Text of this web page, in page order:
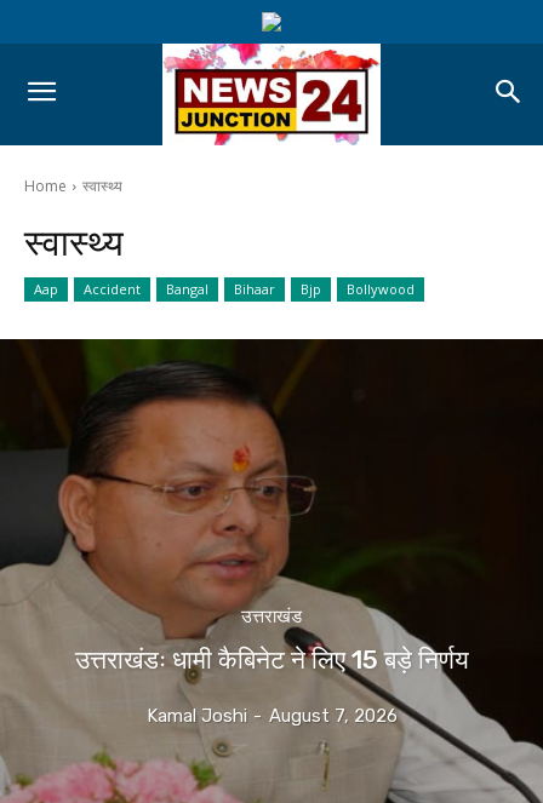
Home स्वास्थ्य
स्वास्थ्य
Aap Accident Bangal Bihaar Bjp Bollywood
उत्तराखंड
उत्तराखंडः धामी कैबिनेट ने लिए 15 बड़े निर्णय
Kamal Joshi - August 7, 2026